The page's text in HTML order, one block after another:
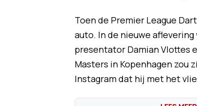
Toen de Premier League
auto. In de nieuwe
presentator Damian Vlottes
Masters in Kopenhagen zou
Instagram dat hij met het